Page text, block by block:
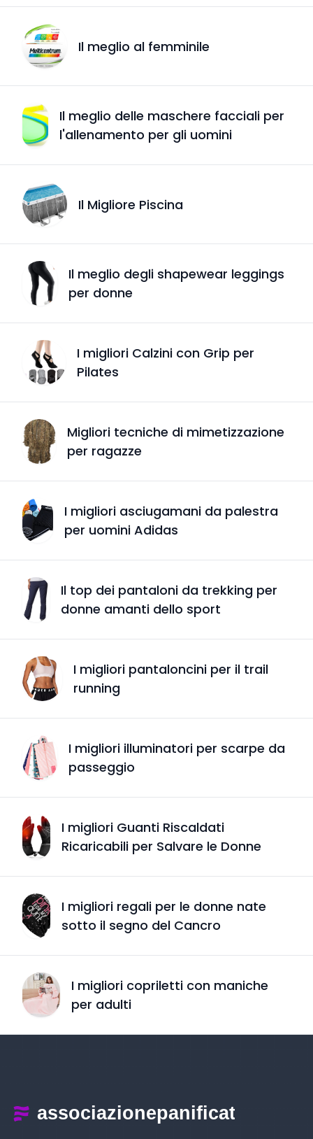
Il meglio al femminile
Il meglio delle maschere facciali per
l'allenamento per gli uomini
Il Migliore Piscina
Il meglio degli shapewear leggings
per donne
I migliori Calzini con Grip per
Pilates
Migliori tecniche di mimetizzazione
per ragazze
I migliori asciugamani da palestra
per uomini Adidas
Il top dei pantaloni da trekking per
donne amanti dello sport
I migliori pantaloncini per il trail
running
I migliori illuminatori per scarpe da
passeggio
I migliori Guanti Riscaldati
Ricaricabili per Salvare le Donne
I migliori regali per le donne nate
sotto il segno del Cancro
I migliori copriletti con maniche
per adulti